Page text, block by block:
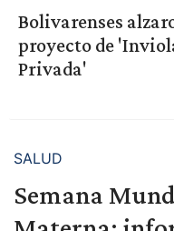
Bolivarenses
proyecto de
Privada'
SALUD
Semana